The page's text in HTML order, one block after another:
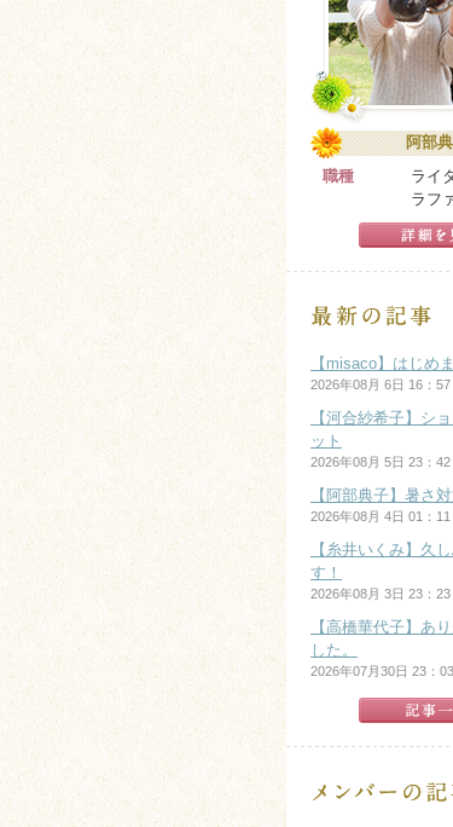
阿部
職種
ライ
ラフ
【misaco】はじめ
2026年08月 6日 16：57
【河合紗希子】シ
ット
2026年08月 5日 23：42
【阿部典子】暑さ
2026年08月 4日 01：11
【糸井いくみ】久
す！
2026年08月 3日 23：23
【高橋華代子】あ
した。
2026年07月30日 23：